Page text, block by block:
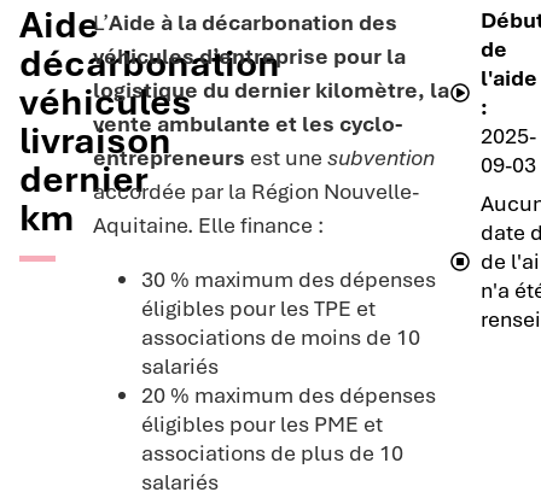
Aide
décarbonation
véhicules
livraison
dernier
km
L’Aide à la décarbonation des
véhicules d’entreprise pour la
logistique du dernier kilomètre, la
vente ambulante et les cyclo-
entrepreneurs est une subvention
accordée par la Région Nouvelle-
Aquitaine. Elle finance :
30 % maximum des dépenses
éligibles pour les TPE et
associations de moins de 10
salariés
20 % maximum des dépenses
éligibles pour les PME et
associations de plus de 10
salariés
de
l'aide
:
2025-
09-03
date
de
n'a